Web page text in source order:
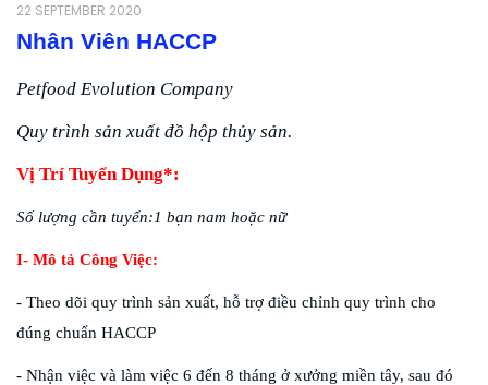
22 SEPTEMBER 2020
Nhân Viên HACCP
Petfood Evolution Company
Quy trình sản xuất đồ hộp thủy sản.
Vị Trí Tuyển Dụng*:
Số lượng cần tuyển:1 bạn nam hoặc nữ
I- Mô tả Công Việc:
- Theo dõi quy trình sản xuất, hỗ trợ điều chỉnh quy trình cho
đúng chuẩn HACCP
- Nhận việc và làm việc 6 đến 8 tháng ở xưởng miền tây, sau đó